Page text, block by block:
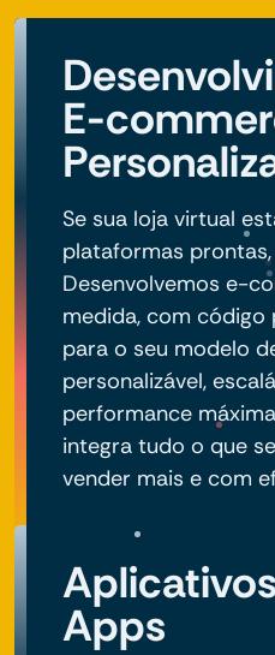
E-
Se sua loja virtual
plataformas
Desenvolvemos e-
medida, com código
para o seu modelo
personalizável,
performance
integra tudo o que
vender mais e com
Apps